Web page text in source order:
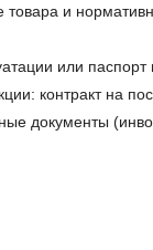
товара и
или паспорт
контракт на
документы